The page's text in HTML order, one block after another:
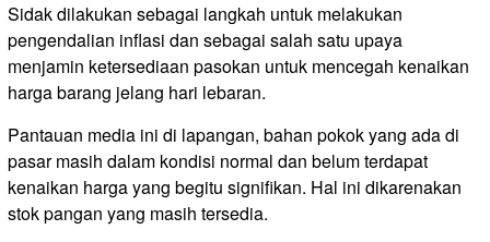
Sidak dilakukan sebagai langkah untuk melakukan
pengendalian inflasi dan sebagai salah satu upaya
menjamin ketersediaan pasokan untuk mencegah kenaikan
harga barang jelang hari lebaran.
Pantauan media ini di lapangan, bahan pokok yang ada di
pasar masih dalam kondisi normal dan belum terdapat
kenaikan harga yang begitu signifikan. Hal ini dikarenakan
stok pangan yang masih tersedia.